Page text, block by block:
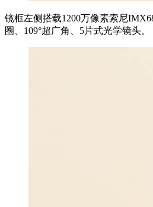
镜框左侧搭载1200万像素索尼
圈、109°超广角、5片式光学镜头。